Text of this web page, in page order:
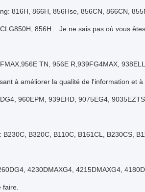
816H, 866H, 856Hse, 856CN, 866CN,
856H... Je ne sais pas où vous êtes.
TN, 956E R,939FG4MAX,
à améliorer la qualité de l'information et
960EPM, 939EHD, 9075EG4,
B320C, B110C, B161CL, B230CS,
4230DMAXG4, 4215DMAXG4,